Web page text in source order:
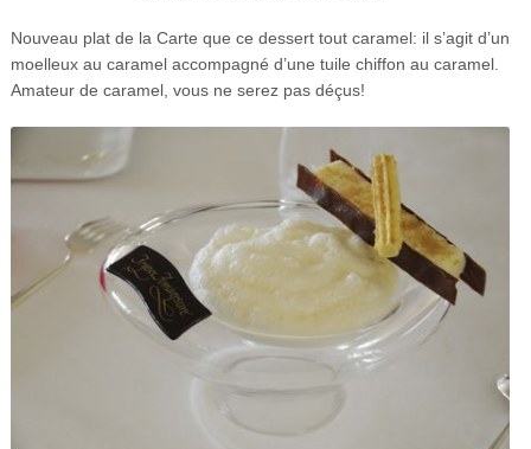
Nouveau plat de la Carte que ce dessert tout caramel: il s’agit d’un
moelleux au caramel accompagné d’une tuile chiffon au caramel.
Amateur de caramel, vous ne serez pas déçus!